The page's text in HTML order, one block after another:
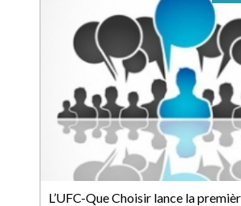
L’UFC-Que Choisir lance la